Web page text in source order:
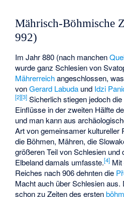
Mährisch-Böhmische
992)
Im Jahr 880 (nach manchen
wurde ganz Schlesien von
Mährerreichangeschlossen,
vonGerard Labuda und Idzi
[2][3] Sicherlich stiegen jedoch
Einflüsse in der zweiten Hälfte
und man kann aus
Art von gemeinsamer kultureller
die Böhmen, Mähren, die
größeren Teil von Schlesien und
Elbeland damals umfasste.[4]
Reiches nach 906 dehnten die
Macht auch über Schlesien aus.
schon zu Zeiten des ersten